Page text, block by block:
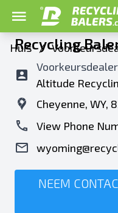
Huis /
Recycling
Voorkeursdealer
Altitude
Cheyenne, WY,
View Phone
NEEM